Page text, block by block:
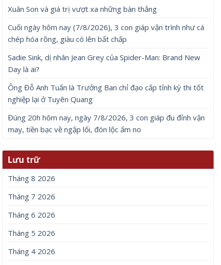
Xuân Son và giá trị vượt xa những bàn thắng
Cuối ngày hôm nay (7/8/2026), 3 con giáp vận trình như cá
chép hóa rồng, giàu có lên bất chấp
Sadie Sink, dị nhân Jean Grey của Spider-Man: Brand New
Day là ai?
Ông Đỗ Anh Tuấn là Trưởng Ban chỉ đạo cấp tỉnh kỳ thi tốt
nghiệp lại ở Tuyên Quang
Đúng 20h hôm nay, ngày 7/8/2026, 3 con giáp đu đỉnh vận
may, tiền bạc về ngập lối, đón lộc ấm no
Lưu trữ
Tháng 8 2026
Tháng 7 2026
Tháng 6 2026
Tháng 5 2026
Tháng 4 2026